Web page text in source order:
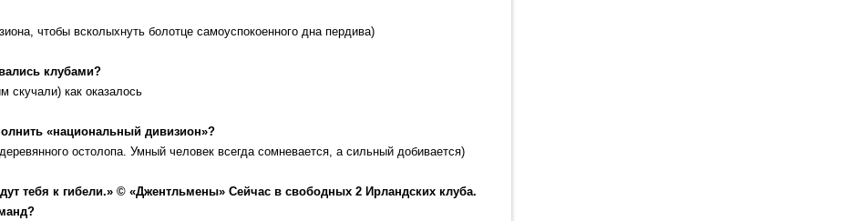
чтобы всколыхнуть болотце самоуспокоенного дна пердива)
клубами?
скучали) как оказалось
«национальный дивизион»?
остолопа. Умный человек всегда сомневается, а сильный добивается)
тебя к гибели.» © «Джентльмены» Сейчас в свободных 2 Ирландских клуба.